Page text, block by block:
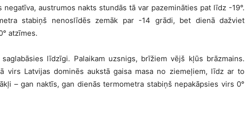
austrumos nakts stundās tā var pazemināties pat līdz -19°.
stabiņš nenoslīdēs zemāk par -14 grādi, bet dienā dažviet
atzīmes.
līdzīgi. Palaikam uzsnigs, brīžiem vējš kļūs brāzmains.
virs Latvijas dominēs aukstā gaisa masa no ziemeļiem, līdz ar to
– gan naktīs, gan dienās termometra stabiņš nepakāpsies virs 0°